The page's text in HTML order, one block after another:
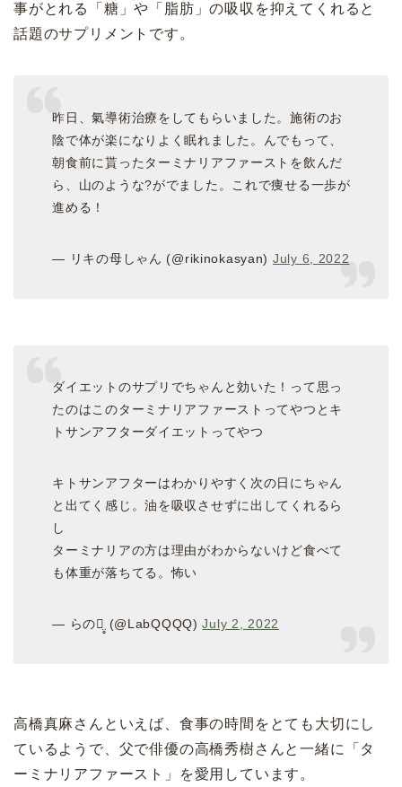
事がとれる「糖」や「脂肪」の吸収を抑えてくれると
話題のサプリメントです。
昨日、氣導術治療をしてもらいました。施術のお
陰で体が楽になりよく眠れました。んでもって、
朝食前に貰ったターミナリアファーストを飲んだ
ら、山のような?がでました。これで痩せる一歩が
進める！
— リキの母しゃん (@rikinokasyan) July 6, 2022
ダイエットのサプリでちゃんと効いた！って思っ
たのはこのターミナリアファーストってやつとキ
トサンアフターダイエットってやつ
キトサンアフターはわかりやすく次の日にちゃん
と出てく感じ。油を吸収させずに出してくれるら
し
ターミナリアの方は理由がわからないけど食べて
も体重が落ちてる。怖い
— らのꪔ̤̥ (@LabQQQQ)July 2, 2022
高橋真麻さんといえば、食事の時間をとても大切にし
ているようで、父で俳優の高橋秀樹さんと一緒に「タ
ーミナリアファースト」を愛用しています。